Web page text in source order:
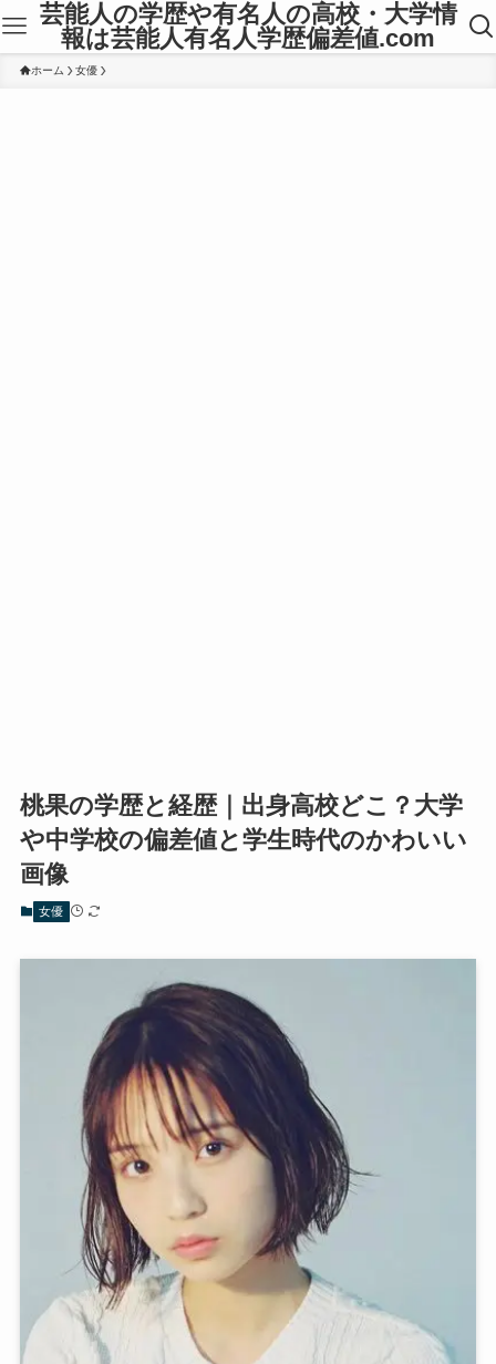
芸能人の学歴や有名人の高校・大学情
報は芸能人有名人学歴偏差値.com
ホーム 女優
桃果の学歴と経歴｜出身高校どこ？大学
や中学校の偏差値と学生時代のかわいい
画像
女優